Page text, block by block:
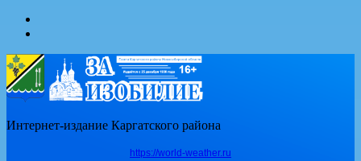
Интернет-издание Каргатского района
https://world-weather.ru